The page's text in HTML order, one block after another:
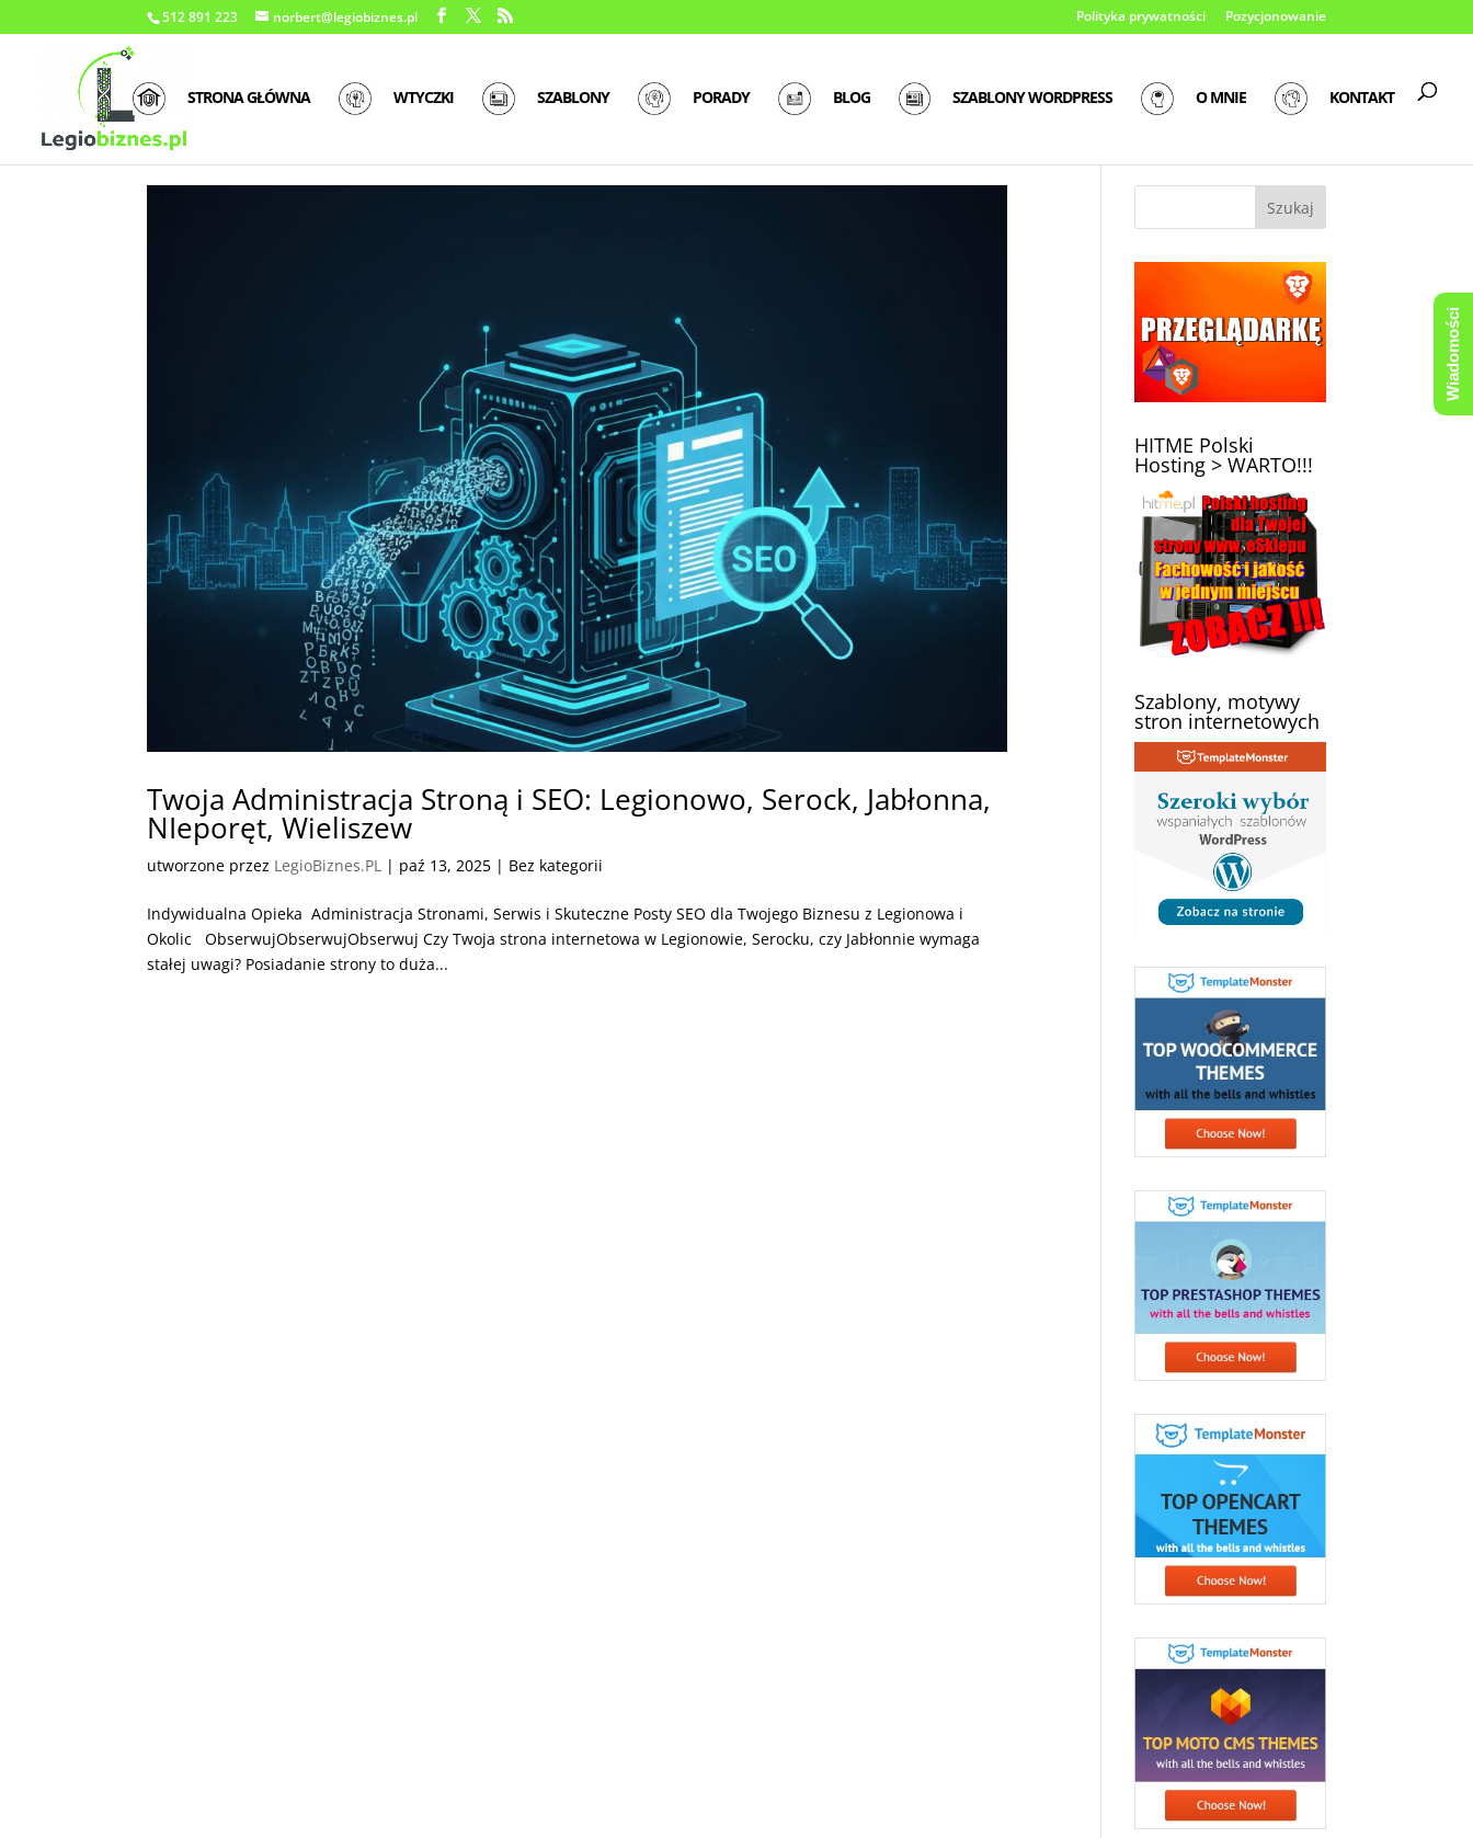
512 891 223 norbert@legiobiznes.pl Polityka prywatności Pozycjonowanie
STRONA GŁÓWNA WTYCZKI SZABLONY PORADY BLOG SZABLONY WORDPRESS O MNIE KONTAKT
Twoja Administracja Stroną i SEO: Legionowo, Serock, Jabłonna,
NIeporęt, Wieliszew
utworzone przez LegioBiznes.PL | paź 13, 2025 | Bez kategorii
Indywidualna Opieka Administracja Stronami, Serwis i Skuteczne Posty SEO dla Twojego Biznesu z Legionowa i
Okolic ObserwujObserwujObserwuj Czy Twoja strona internetowa w Legionowie, Serocku, czy Jabłonnie wymaga
stałej uwagi? Posiadanie strony to duża...
HITME Polski
Hosting > WARTO!!!
Szablony, motywy
stron internetowych
Wiadomości